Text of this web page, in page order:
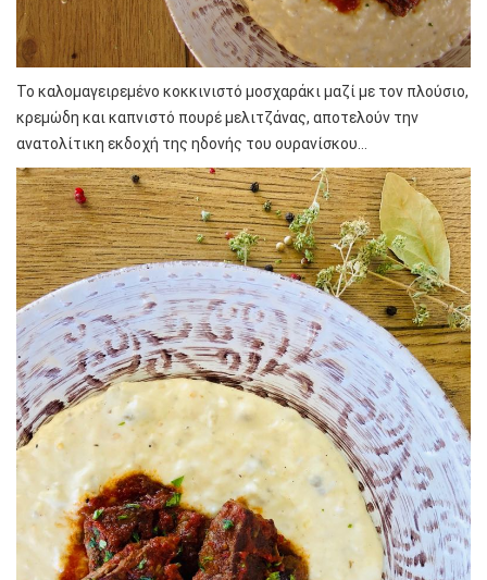
Το καλομαγειρεμένο κοκκινιστό μοσχαράκι μαζί με τον πλούσιο,
κρεμώδη και καπνιστό πουρέ μελιτζάνας, αποτελούν την
ανατολίτικη εκδοχή της ηδονής του ουρανίσκου…